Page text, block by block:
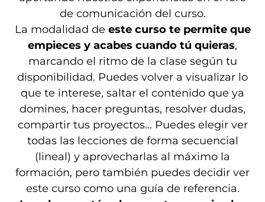
de comunicación del curso.
La modalidad de este curso te permite que
empieces y acabes cuando tú quieras,
marcando el ritmo de la clase según tu
disponibilidad. Puedes volver a visualizar lo
que te interese, saltar el contenido que ya
domines, hacer preguntas, resolver dudas,
compartir tus proyectos... Puedes elegir ver
todas las lecciones de forma secuencial
(lineal) y aprovecharlas al máximo la
formación, pero también puedes decidir ver
este curso como una guía de referencia.